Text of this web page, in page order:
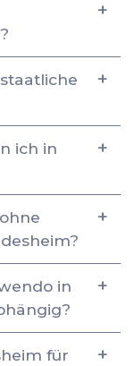
ich in
in
für